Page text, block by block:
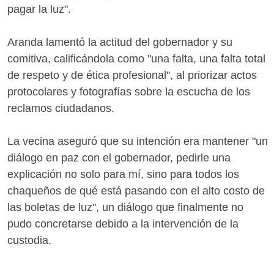
pagar la luz".
Aranda lamentó la actitud del gobernador y su
comitiva, calificándola como "una falta, una falta total
de respeto y de ética profesional", al priorizar actos
protocolares y fotografías sobre la escucha de los
reclamos ciudadanos.
La vecina aseguró que su intención era mantener "un
diálogo en paz con el gobernador, pedirle una
explicación no solo para mí, sino para todos los
chaqueños de qué está pasando con el alto costo de
las boletas de luz", un diálogo que finalmente no
pudo concretarse debido a la intervención de la
custodia.